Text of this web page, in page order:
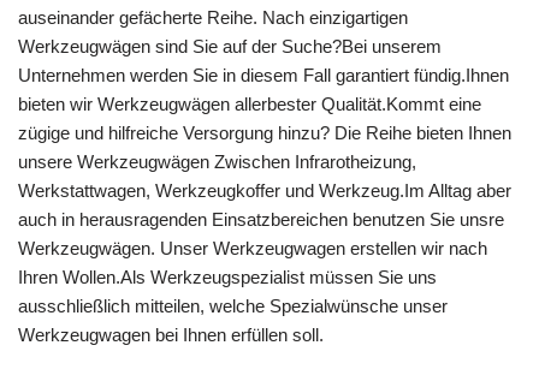
auseinander gefächerte Reihe. Nach einzigartigen
Werkzeugwägen sind Sie auf der Suche?Bei unserem
Unternehmen werden Sie in diesem Fall garantiert fündig.Ihnen
bieten wir Werkzeugwägen allerbester Qualität.Kommt eine
zügige und hilfreiche Versorgung hinzu? Die Reihe bieten Ihnen
unsere Werkzeugwägen Zwischen Infrarotheizung,
Werkstattwagen, Werkzeugkoffer und Werkzeug.Im Alltag aber
auch in herausragenden Einsatzbereichen benutzen Sie unsre
Werkzeugwägen. Unser Werkzeugwagen erstellen wir nach
Ihren Wollen.Als Werkzeugspezialist müssen Sie uns
ausschließlich mitteilen, welche Spezialwünsche unser
Werkzeugwagen bei Ihnen erfüllen soll.